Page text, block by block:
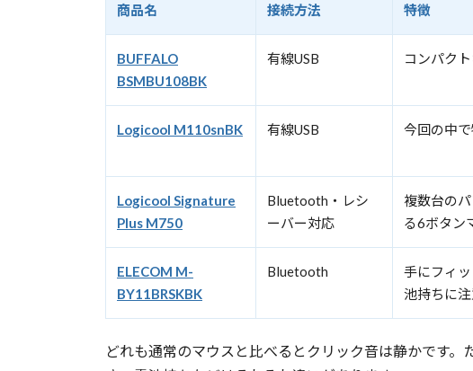
商品名 接続方法 特徴
BUFFALO
BSMBU108BK
有線USB コンパク
Logicool M110snBK 有線USB 今回の中
Logicool Signature
Plus M750
Bluetooth・レシ
ーバー対応
複数台の
る6ボタン
ELECOM M-
BY11BRSKBK
Bluetooth
手にフィ
池持ちに
どれも通常のマウスと比べるとクリック音は静かです